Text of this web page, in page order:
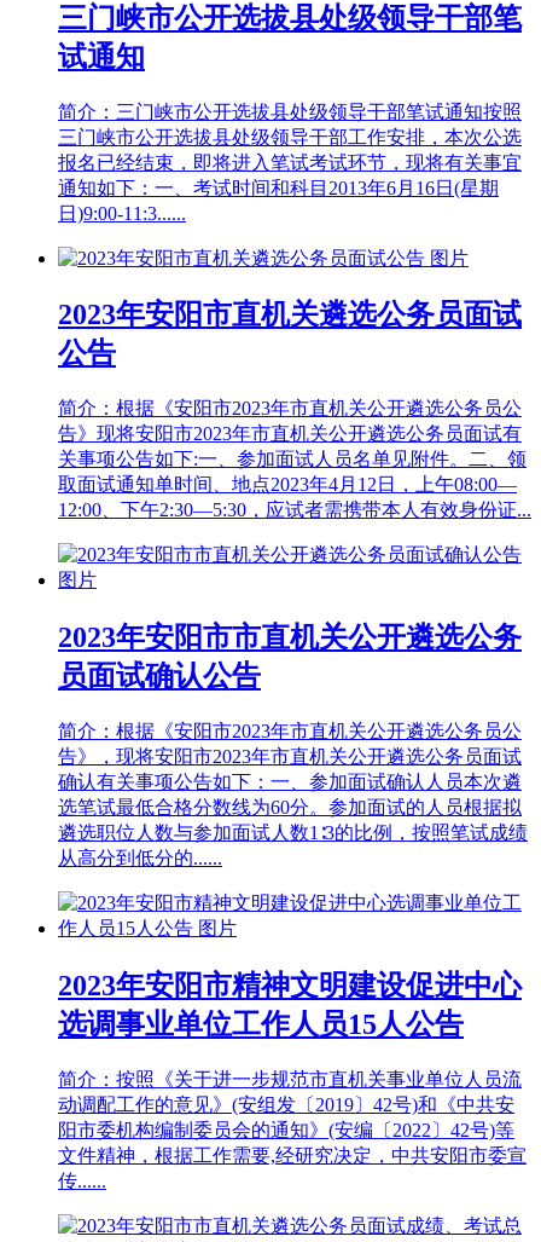
三门峡市公开选拔县处级领导干部笔
试通知
简介：三门峡市公开选拔县处级领导干部笔试通知按照
三门峡市公开选拔县处级领导干部工作安排，本次公选
报名已经结束，即将进入笔试考试环节，现将有关事宜
通知如下：一、考试时间和科目2013年6月16日(星期
日)9:00-11:3......
2023年安阳市直机关遴选公务员面试
公告
简介：根据《安阳市2023年市直机关公开遴选公务员公
告》现将安阳市2023年市直机关公开遴选公务员面试有
关事项公告如下:一、参加面试人员名单见附件。二、领
取面试通知单时间、地点2023年4月12日，上午08:00—
12:00、下午2:30—5:30，应试者需携带本人有效身份证...
2023年安阳市市直机关公开遴选公务
员面试确认公告
简介：根据《安阳市2023年市直机关公开遴选公务员公
告》，现将安阳市2023年市直机关公开遴选公务员面试
确认有关事项公告如下：一、参加面试确认人员本次遴
选笔试最低合格分数线为60分。参加面试的人员根据拟
遴选职位人数与参加面试人数1∶3的比例，按照笔试成绩
从高分到低分的......
2023年安阳市精神文明建设促进中心
选调事业单位工作人员15人公告
简介：按照《关于进一步规范市直机关事业单位人员流
动调配工作的意见》(安组发〔2019〕42号)和《中共安
阳市委机构编制委员会的通知》(安编〔2022〕42号)等
文件精神，根据工作需要,经研究决定，中共安阳市委宣
传......